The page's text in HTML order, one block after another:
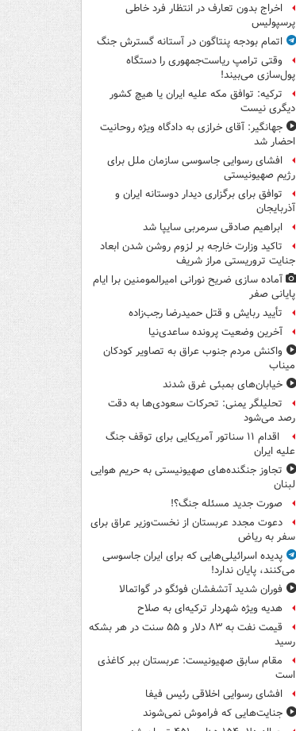
اخراج بدون تعارف در انتظار فرد خاطی
پرسپولیس
اتمام بودجه پنتاگون در آستانه گسترش جنگ
وقتی ترامپ ریاست‌جمهوری را دستگاه
پول‌سازی می‌بیند!
ترکیه: توافق مکه علیه ایران یا هیچ کشور
دیگری نیست
جهانگیر: آقای خرازی به دادگاه ویژه روحانیت
احضار شد
افشای رسوایی جاسوسی سازمان ملل برای
رژیم صهیونیستی
توافق برای برگزاری دیدار دوستانه ایران و
آذربایجان
ابراهیم صادقی سرمربی سایپا شد
تاکید وزارت خارجه بر لزوم روشن شدن ابعاد
جنایت تروریستی مراز شریف
آماده سازی ضریح نورانی امیرالمومنین برا ایام
پایانی صفر
تأیید ربایش و قتل حمیدرضا رجب‌زاده
آخرین وضعیت پرونده ساعدی‌نیا
واکنش مردم جنوب عراق به تصاویر کودکان
میناب
خیابان‌های بمبئی غرق شدند
تحلیلگر یمنی: تحرکات سعودی‌ها به دقت
رصد می‌شود
اقدام ۱۱ سناتور آمریکایی برای توقف جنگ
علیه ایران
تجاوز جنگنده‌های صهیونیستی به حریم هوایی
لبنان
صورت جدید مسئله جنگ؟!
دعوت مجدد عربستان از نخست‌وزیر عراق برای
سفر به ریاض
پدیده اسرائیلی‌هایی که برای ایران جاسوسی
می‌کنند، پایان ندارد!
فوران شدید آتشفشان فوئگو در گواتمالا
هدیه ویژه شهردار ترکیه‌ای به صلاح
قیمت نفت به ۸۳ دلار و ۵۵ سنت در هر بشکه
رسید
مقام سابق صهیونیست: عربستان ببر کاغذی
است
افشای رسوایی اخلاقی رئیس فیفا
جنایت‌هایی که فراموش نمی‌شوند